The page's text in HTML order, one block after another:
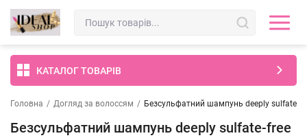
КАТАЛОГ ТОВАРІВ
Головна / Догляд за волоссям / Безсульфатний шампунь deeply sulfate-
Безсульфатний шампунь deeply sulfate-free